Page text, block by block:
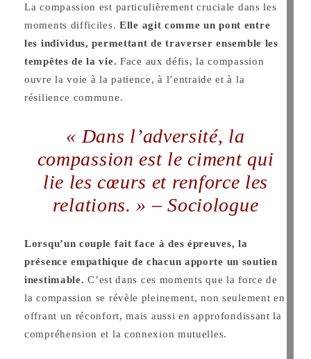
La compassion est particulièrement cruciale dans les
moments difficiles. Elle agit comme un pont entre
les individus, permettant de traverser ensemble les
tempêtes de la vie. Face aux défis, la compassion
ouvre la voie à la patience, à l’entraide et à la
résilience commune.
« Dans l’adversité, la
compassion est le ciment qui
lie les cœurs et renforce les
relations. » – Sociologue
Lorsqu’un couple fait face à des épreuves, la
présence empathique de chacun apporte un soutien
inestimable. C’est dans ces moments que la force de
la compassion se révèle pleinement, non seulement en
offrant un réconfort, mais aussi en approfondissant la
compréhension et la connexion mutuelles.